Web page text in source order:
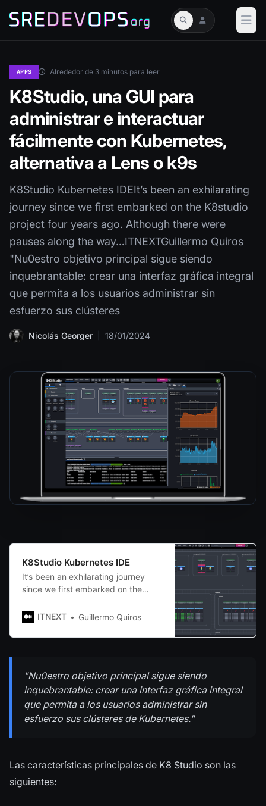
APPS Alrededor de 3 minutos para leer
K8Studio, una GUI para
administrar e interactuar
fácilmente con Kubernetes,
alternativa a Lens o k9s
K8Studio Kubernetes IDEIt’s been an exhilarating
journey since we first embarked on the K8studio
project four years ago. Although there were
pauses along the way…ITNEXTGuillermo Quiros
"Nu0estro objetivo principal sigue siendo
inquebrantable: crear una interfaz gráfica integral
que permita a los usuarios administrar sin
esfuerzo sus clústeres
Nicolás Georger 18/01/2024
K8Studio Kubernetes IDE
It’s been an exhilarating journey
since we first embarked on the
Although there were pauses along
ITNEXT Guillermo Quiros
"Nu0estro objetivo principal sigue siendo
inquebrantable: crear una interfaz gráfica integral
que permita a los usuarios administrar sin
esfuerzo sus clústeres de Kubernetes."
Las características principales de K8 Studio son las
siguientes: